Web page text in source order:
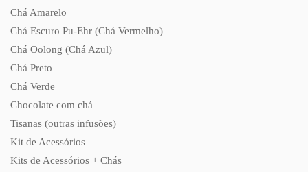
Chá Amarelo
Chá Escuro Pu-Ehr (Chá Vermelho)
Chá Oolong (Chá Azul)
Chá Preto
Chá Verde
Chocolate com chá
Tisanas (outras infusões)
Kit de Acessórios
Kits de Acessórios + Chás